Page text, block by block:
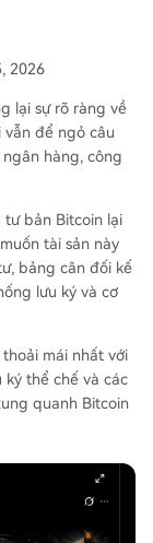
2026
lại sự rõ ràng về
vẫn để ngỏ câu
hàng, công
tư bản Bitcoin lại
tài sản này
bảng cân đối kế
lưu ký và cơ
mái nhất với
ký thể chế và các
quanh Bitcoin